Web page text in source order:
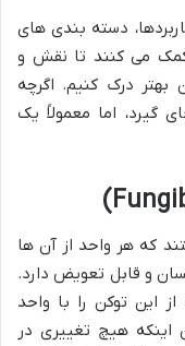
دسته بندی های
می کنند تا نقش و
بهتر درک کنیم. اگرچه
اما معمولاً یک
که هر واحد از آن ها
و قابل تعویض دارد.
این توکن را با واحد
اینکه هیچ تغییری در